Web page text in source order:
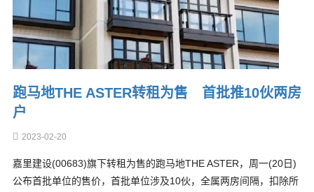
跑马地THE ASTER转租为售 首批推10伙两房
户
2023-02-20
嘉里建设(00683)旗下转租为售的跑马地THE ASTER，周一(20日)
公布首批单位的售价，首批单位涉及10伙，全属两房间隔，扣除所